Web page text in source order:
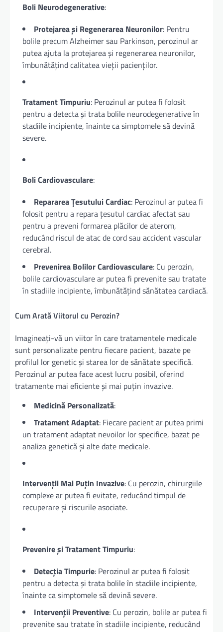
Boli Neurodegenerative:
Protejarea și Regenerarea Neuronilor: Pentru
bolile precum Alzheimer sau Parkinson, perozinul ar
putea ajuta la protejarea și regenerarea neuronilor,
îmbunătățind calitatea vieții pacienților.
Tratament Timpuriu: Perozinul ar putea fi folosit
pentru a detecta și trata bolile neurodegenerative în
stadiile incipiente, înainte ca simptomele să devină
severe.
Boli Cardiovasculare:
Repararea Țesutului Cardiac: Perozinul ar putea fi
folosit pentru a repara țesutul cardiac afectat sau
pentru a preveni formarea plăcilor de aterom,
reducând riscul de atac de cord sau accident vascular
cerebral.
Prevenirea Bolilor Cardiovasculare: Cu perozin,
bolile cardiovasculare ar putea fi prevenite sau tratate
în stadiile incipiente, îmbunătățind sănătatea cardiacă.
Cum Arată Viitorul cu Perozin?
Imagineați-vă un viitor în care tratamentele medicale
sunt personalizate pentru fiecare pacient, bazate pe
profilul lor genetic și starea lor de sănătate specifică.
Perozinul ar putea face acest lucru posibil, oferind
tratamente mai eficiente și mai puțin invazive.
Medicină Personalizată:
Tratament Adaptat: Fiecare pacient ar putea primi
un tratament adaptat nevoilor lor specifice, bazat pe
analiza genetică și alte date medicale.
Intervenții Mai Puțin Invazive: Cu perozin, chirurgiile
complexe ar putea fi evitate, reducând timpul de
recuperare și riscurile asociate.
Prevenire și Tratament Timpuriu:
Detecția Timpurie: Perozinul ar putea fi folosit
pentru a detecta și trata bolile în stadiile incipiente,
înainte ca simptomele să devină severe.
Intervenții Preventive: Cu perozin, bolile ar putea fi
prevenite sau tratate în stadiile incipiente, reducând